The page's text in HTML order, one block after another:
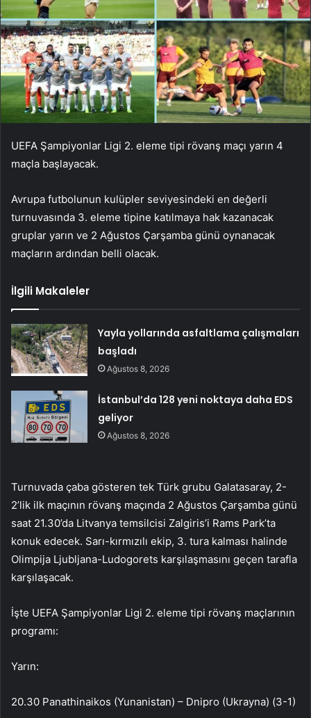
UEFA Şampiyonlar Ligi 2. eleme tipi rövanş maçı yarın 4
maçla başlayacak.
Avrupa futbolunun kulüpler seviyesindeki en değerli
turnuvasında 3. eleme tipine katılmaya hak kazanacak
gruplar yarın ve 2 Ağustos Çarşamba günü oynanacak
maçların ardından belli olacak.
İlgili Makaleler
Yayla yollarında asfaltlama çalışmaları
başladı
Ağustos 8, 2026
İstanbul’da 128 yeni noktaya daha EDS
geliyor
Ağustos 8, 2026
Turnuvada çaba gösteren tek Türk grubu Galatasaray, 2-
2’lik ilk maçının rövanş maçında 2 Ağustos Çarşamba günü
saat 21.30’da Litvanya temsilcisi Zalgiris’i Rams Park’ta
konuk edecek. Sarı-kırmızılı ekip, 3. tura kalması halinde
Olimpija Ljubljana-Ludogorets karşılaşmasını geçen tarafla
karşılaşacak.
İşte UEFA Şampiyonlar Ligi 2. eleme tipi rövanş maçlarının
programı:
Yarın:
20.30 Panathinaikos (Yunanistan) – Dnipro (Ukrayna) (3-1)